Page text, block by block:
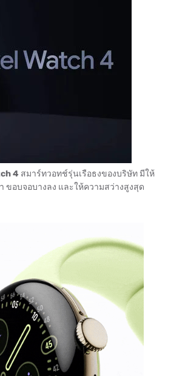
4 สมาร์ทวอทช์รุ่นเรือธงของบริษัท มีให้
ขอบจอบางลง และให้ความสว่างสูงสุด